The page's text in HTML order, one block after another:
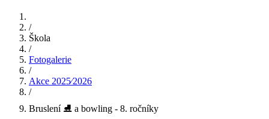
/
Škola
/
Fotogalerie
/
Akce 2025⁄2026
/
Bruslení ⛸️ a bowling - 8. ročníky